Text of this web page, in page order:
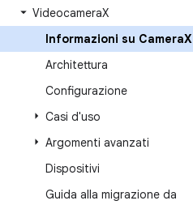
VideocameraX
Informazioni su CameraX
Architettura
Configurazione
Casi d'uso
Argomenti avanzati
Dispositivi
Guida alla migrazione da